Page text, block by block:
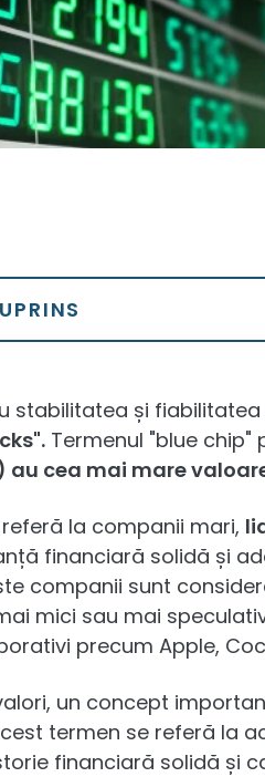
stabilitatea și
Termenul "blue chip"
au cea mai mare
la companii mari,
financiară solidă și
companii sunt
mici sau mai
precum Apple,
un concept
termen se referă la
financiară solidă și